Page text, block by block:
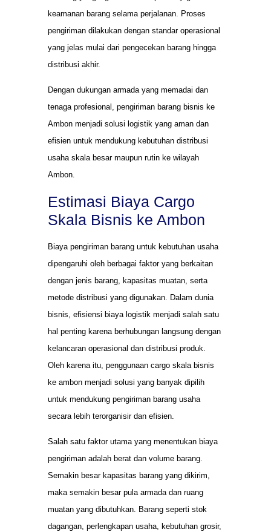
keamanan barang selama perjalanan. Proses
pengiriman dilakukan dengan standar operasional
yang jelas mulai dari pengecekan barang hingga
distribusi akhir.
Dengan dukungan armada yang memadai dan
tenaga profesional, pengiriman barang bisnis ke
Ambon menjadi solusi logistik yang aman dan
efisien untuk mendukung kebutuhan distribusi
usaha skala besar maupun rutin ke wilayah
Ambon.
Estimasi Biaya Cargo
Skala Bisnis ke Ambon
Biaya pengiriman barang untuk kebutuhan usaha
dipengaruhi oleh berbagai faktor yang berkaitan
dengan jenis barang, kapasitas muatan, serta
metode distribusi yang digunakan. Dalam dunia
bisnis, efisiensi biaya logistik menjadi salah satu
hal penting karena berhubungan langsung dengan
kelancaran operasional dan distribusi produk.
Oleh karena itu, penggunaan cargo skala bisnis
ke ambon menjadi solusi yang banyak dipilih
untuk mendukung pengiriman barang usaha
secara lebih terorganisir dan efisien.
Salah satu faktor utama yang menentukan biaya
pengiriman adalah berat dan volume barang.
Semakin besar kapasitas barang yang dikirim,
maka semakin besar pula armada dan ruang
muatan yang dibutuhkan. Barang seperti stok
dagangan, perlengkapan usaha, kebutuhan grosir,